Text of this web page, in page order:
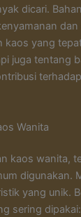
dicari.
kaos yang
juga tentang
Wanita
kaos wanita,
digunakan.
yang unik.
sering dipakai: